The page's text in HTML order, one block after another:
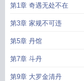
世九龙归一诀第3659章
阅读
九龙归一诀笔趣阁无弹
第1章 奇遇无处不在
第3章 家规不可违
第5章 丹馆
第7章 斗丹
第9章 大罗金清丹